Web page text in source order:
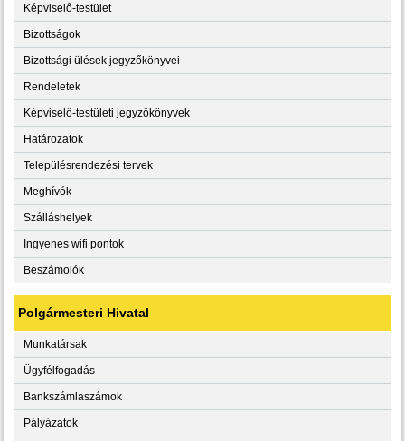
Képviselő-testület
Bizottságok
Bizottsági ülések jegyzőkönyvei
Rendeletek
Képviselő-testületi jegyzőkönyvek
Határozatok
Településrendezési tervek
Meghívók
Szálláshelyek
Ingyenes wifi pontok
Beszámolók
Polgármesteri Hivatal
Munkatársak
Ügyfélfogadás
Bankszámlaszámok
Pályázatok